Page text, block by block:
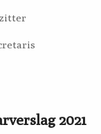
2021